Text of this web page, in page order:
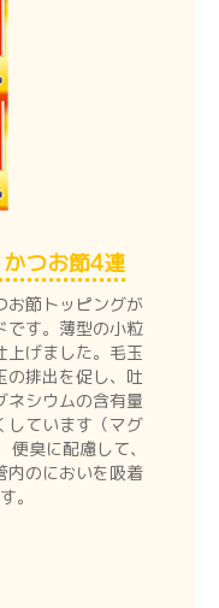
つお節4連
お節トッピングが
です。薄型の小粒
上げました。毛玉
の排出を促し、吐
ネシウムの含有量
しています（マグ
臭に配慮して、
内のにおいを吸着
。